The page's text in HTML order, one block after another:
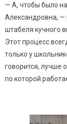
— А, чтобы было
Александровна,
штабеля кучного
Этот процесс
только у
говорится, лучше
по которой